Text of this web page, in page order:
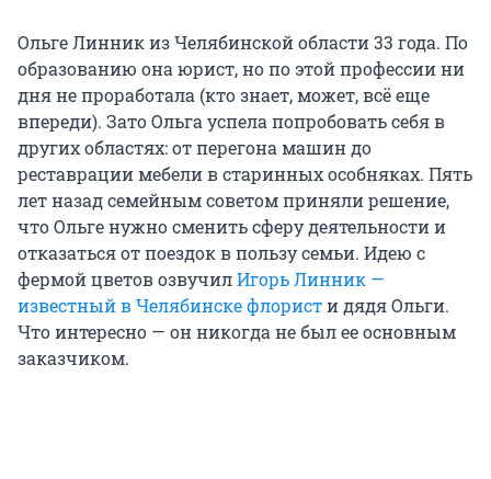
Ольге Линник из Челябинской области 33 года. По
образованию она юрист, но по этой профессии ни
дня не проработала (кто знает, может, всё еще
впереди). Зато Ольга успела попробовать себя в
других областях: от перегона машин до
реставрации мебели в старинных особняках. Пять
лет назад семейным советом приняли решение,
что Ольге нужно сменить сферу деятельности и
отказаться от поездок в пользу семьи. Идею с
фермой цветов озвучилИгорь Линник —
известный в Челябинске флористи дядя Ольги.
Что интересно — он никогда не был ее основным
заказчиком.